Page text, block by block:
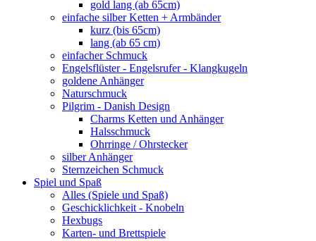
gold lang (ab 65cm)
einfache silber Ketten + Armbänder
kurz (bis 65cm)
lang (ab 65 cm)
einfacher Schmuck
Engelsflüster - Engelsrufer - Klangkugeln
goldene Anhänger
Naturschmuck
Pilgrim - Danish Design
Charms Ketten und Anhänger
Halsschmuck
Ohrringe / Ohrstecker
silber Anhänger
Sternzeichen Schmuck
Spiel und Spaß
Alles (Spiele und Spaß)
Geschicklichkeit - Knobeln
Hexbugs
Karten- und Brettspiele